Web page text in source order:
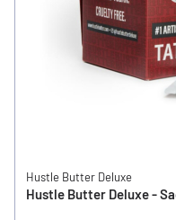
Hustle Butter Deluxe
Hustle Butter Deluxe -